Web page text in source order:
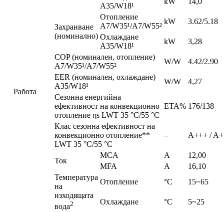
Работа
A35/W18¹
Захранване
(номинално)
Отопление
A7/W35¹/A7/W55²
kW
3.62/5.18
Охлаждане
A35/W18¹
kW
3,28
COP (номинален, отопление)
A7/W35¹/A7/W55²
W/W
4.42/2.90
EER (номинален, охлаждане)
A35/W18¹
W/W
4,27
Сезонна енергийна
ефективност на конвекционно
отопление ηs LWT 35 °C/55 °C
ETA% 176/138
Клас сезонна ефективност на
конвекционно отопление**
LWT 35 °C/55 °C
– A+++ /
Ток
MCA A
12,00
MFA
A
16,10
Температура
на
изходящата
вода2
Oтопление °C 15~65
Охлаждане °C 5~25